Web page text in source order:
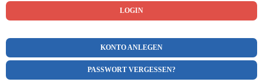
KONTO ANLEGEN
PASSWORT VERGESSEN?